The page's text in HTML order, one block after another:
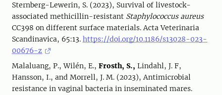
Sternberg-Lewerin, S. (2023), Survival of livestock-
associated methicillin-resistant Staphylococcus aureus
CC398 on different surface materials. Acta Veterinaria
Scandinavica, 65:13. https://doi.org/10.1186/s13028-023-
00676-z
Malaluang, P., Wilén, E., Frosth, S., Lindahl, J. F,
Hansson, I., and Morrell, J. M. (2023), Antimicrobial
resistance in vaginal bacteria in inseminated mares.